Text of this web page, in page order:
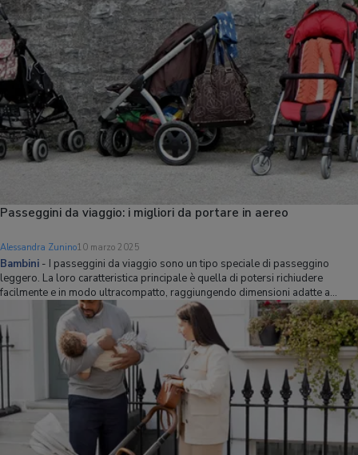
Passeggini da viaggio: i migliori da portare in aereo
Alessandra Zunino10 marzo 2025
Bambini - I passeggini da viaggio sono un tipo speciale di passeggino
leggero. La loro caratteristica principale è quella di potersi richiudere
facilmente e in modo ultracompatto, raggiungendo dimensioni adatte a
essere inseriti in cappelliera come bagagli a mano. Se siete in dubbio su
quale passeggino scegl